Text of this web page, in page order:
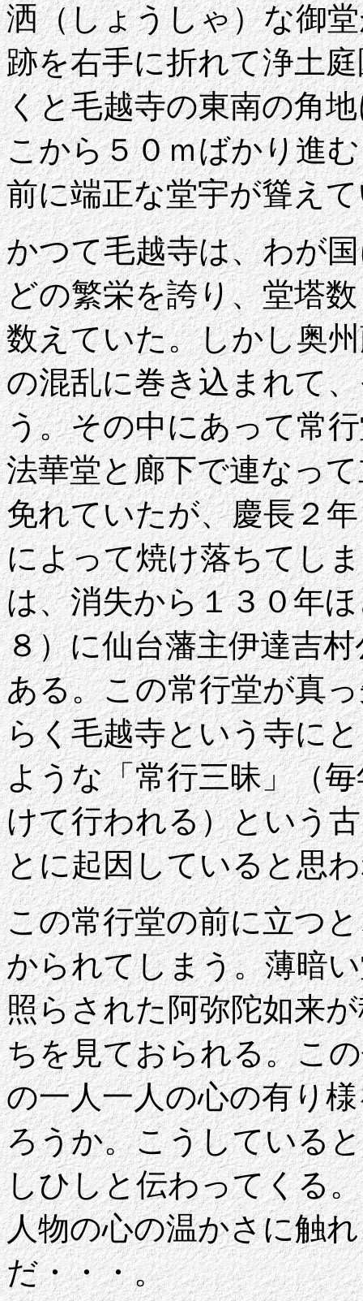
洒（しょうしゃ）な御
跡を右手に折れて浄土
くと毛越寺の東南の角
こから５０ｍばかり進
前に端正な堂宇が聳え
かつて毛越寺は、わが
どの繁栄を誇り、堂塔
数えていた。しかし奥
の混乱に巻き込まれて
う。その中にあって常
法華堂と廊下で連なっ
免れていたが、慶長２
によって焼け落ちてし
は、消失から１３０年
８）に仙台藩主伊達吉
ある。この常行堂が真
らく毛越寺という寺に
ような「常行三昧」（
けて行われる）という
とに起因していると思
この常行堂の前に立つ
かられてしまう。薄暗
照らされた阿弥陀如来
ちを見ておられる。こ
の一人一人の心の有り
ろうか。こうしている
しひしと伝わってくる
人物の心の温かさに触
だ・・・。